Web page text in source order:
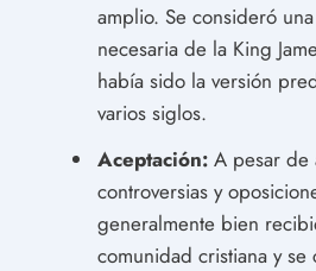
amplio. Se consideró
necesaria de la King
había sido la versión
varios siglos.
Aceptación: A pesar de
controversias y
generalmente bien
comunidad cristiana y